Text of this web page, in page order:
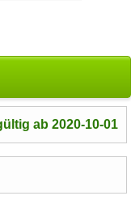
ab 2020-10-01